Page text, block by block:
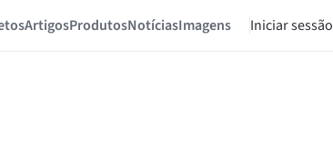
ArtigosProdutosNotíciasImagens Iniciar sessão